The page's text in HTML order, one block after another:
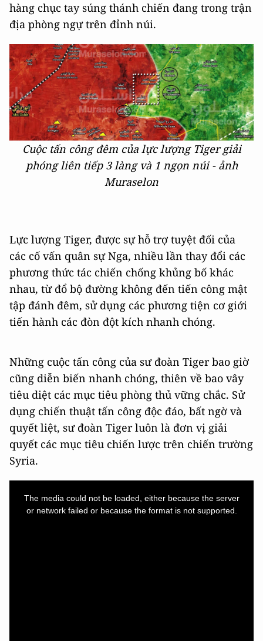
hàng chục tay súng thánh chiến đang trong trận
địa phòng ngự trên đỉnh núi.
Cuộc tấn công đêm của lực lượng Tiger giải
phóng liên tiếp 3 làng và 1 ngọn núi - ảnh
Muraselon
Lực lượng Tiger, được sự hỗ trợ tuyệt đối của
các cố vấn quân sự Nga, nhiều lần thay đổi các
phương thức tác chiến chống khủng bố khác
nhau, từ đổ bộ đường không đến tiến công mật
tập đánh đêm, sử dụng các phương tiện cơ giới
tiến hành các đòn đột kích nhanh chóng.
Những cuộc tấn công của sư đoàn Tiger bao giờ
cũng diễn biến nhanh chóng, thiên về bao vây
tiêu diệt các mục tiêu phòng thủ vững chắc. Sử
dụng chiến thuật tấn công độc đáo, bất ngờ và
quyết liệt, sư đoàn Tiger luôn là đơn vị giải
quyết các mục tiêu chiến lược trên chiến trường
Syria.
The media could not be loaded, either because the server
or network failed or because the format is not supported.